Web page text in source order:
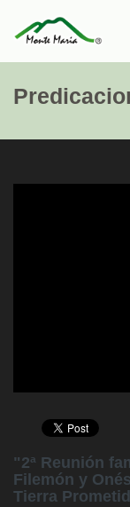
"2ª Reunión
Filemón y
Tierra